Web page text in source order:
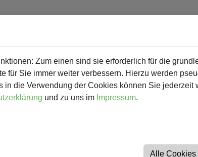
Zum einen sind sie erforderlich für die
für Sie immer weiter verbessern. Hierzu werden
die Verwendung der Cookies können Sie jederzeit
und zu uns im Impressum.
Alle Cookies